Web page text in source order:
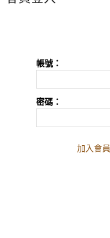
帳號：
密碼：
加入會員